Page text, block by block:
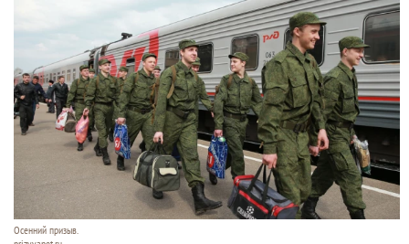
Осенний призыв.